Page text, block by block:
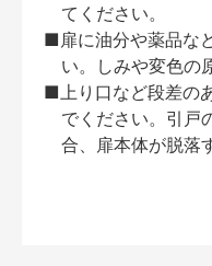
てください。
■扉に油分や薬品な
い。しみや変色の
■上り口など段差の
でください。引戸
合、扉本体が脱落